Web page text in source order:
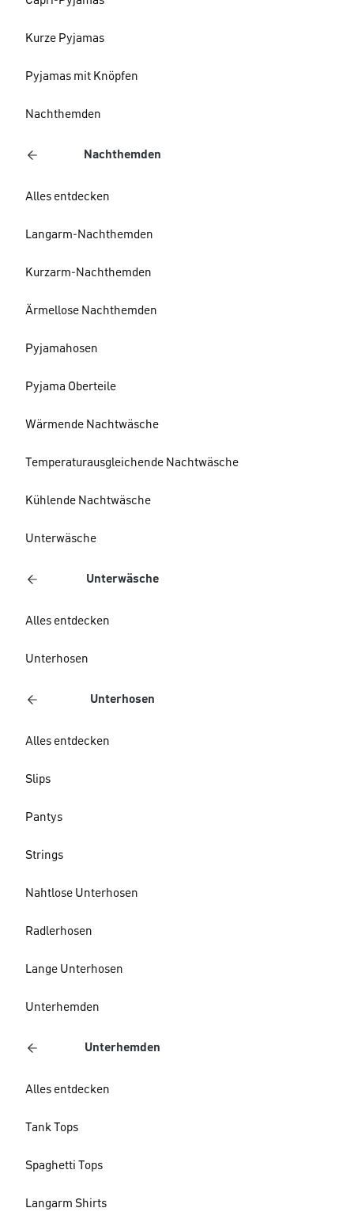
Kurze Pyjamas
Pyjamas mit Knöpfen
Nachthemden
Nachthemden
Alles entdecken
Langarm-Nachthemden
Kurzarm-Nachthemden
Ärmellose Nachthemden
Pyjamahosen
Pyjama Oberteile
Wärmende Nachtwäsche
Temperaturausgleichende Nachtwäsche
Kühlende Nachtwäsche
Unterwäsche
Unterwäsche
Alles entdecken
Unterhosen
Unterhosen
Alles entdecken
Slips
Pantys
Strings
Nahtlose Unterhosen
Radlerhosen
Lange Unterhosen
Unterhemden
Unterhemden
Alles entdecken
Tank Tops
Spaghetti Tops
Langarm Shirts